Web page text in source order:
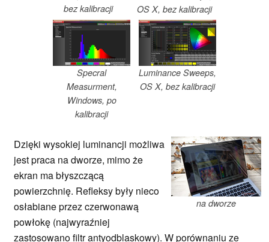
bez kalibracji
OS X, bez kalibracji
Specral
Measurment,
Windows, po
kalibracji
Luminance Sweeps,
OS X, bez kalibracji
na dworze
Dzięki wysokiej luminancji możliwa
jest praca na dworze, mimo że
ekran ma błyszczącą
powierzchnię. Refleksy były nieco
osłabiane przez czerwonawą
powłokę (najwyraźniej
zastosowano filtr antyodblaskowy). W porównaniu ze